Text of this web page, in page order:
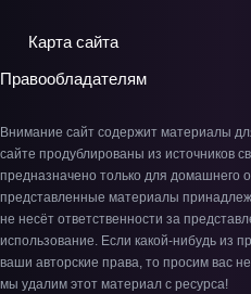
Карта сайта
Правообладателям
Внимание сайт содержит материалы
сайте продублированы из источников
предназначено только для домашнего
представленные материалы
не несёт ответственности за
использование. Если какой-нибудь из
ваши авторские права, то просим вас
мы удалим этот материал с ресурса!